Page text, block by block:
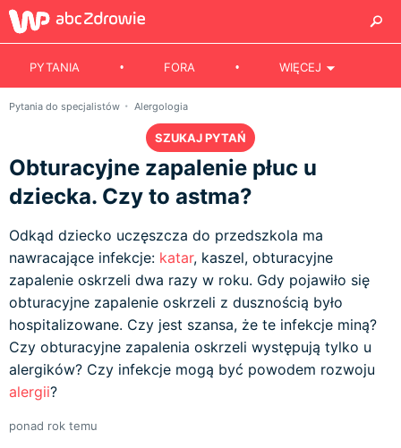
PYTANIA FORA WIĘCEJ
Pytania do specjalistów Alergologia
SZUKAJ PYTAŃ
Obturacyjne zapalenie płuc u
dziecka. Czy to astma?
Odkąd dziecko uczęszcza do przedszkola ma
nawracające infekcje: katar, kaszel, obturacyjne
zapalenie oskrzeli dwa razy w roku. Gdy pojawiło się
obturacyjne zapalenie oskrzeli z dusznością było
hospitalizowane. Czy jest szansa, że te infekcje miną?
Czy obturacyjne zapalenia oskrzeli występują tylko u
alergików? Czy infekcje mogą być powodem rozwoju
alergii?
ponad rok temu